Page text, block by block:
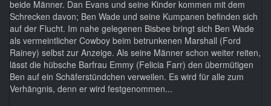
beide Männer. Dan Evans und seine Kinder kommen mit dem
Schrecken davon; Ben Wade und seine Kumpanen befinden sich
auf der Flucht. Im nahe gelegenen Bisbee bringt sich Ben Wade
als vermeintlicher Cowboy beim betrunkenen Marshall (Ford
Rainey) selbst zur Anzeige. Als seine Männer schon weiter reiten,
lässt die hübsche Barfrau Emmy (Felicia Farr) den übermütigen
Ben auf ein Schäferstündchen verweilen. Es wird für alle zum
Verhängnis, denn er wird festgenommen...